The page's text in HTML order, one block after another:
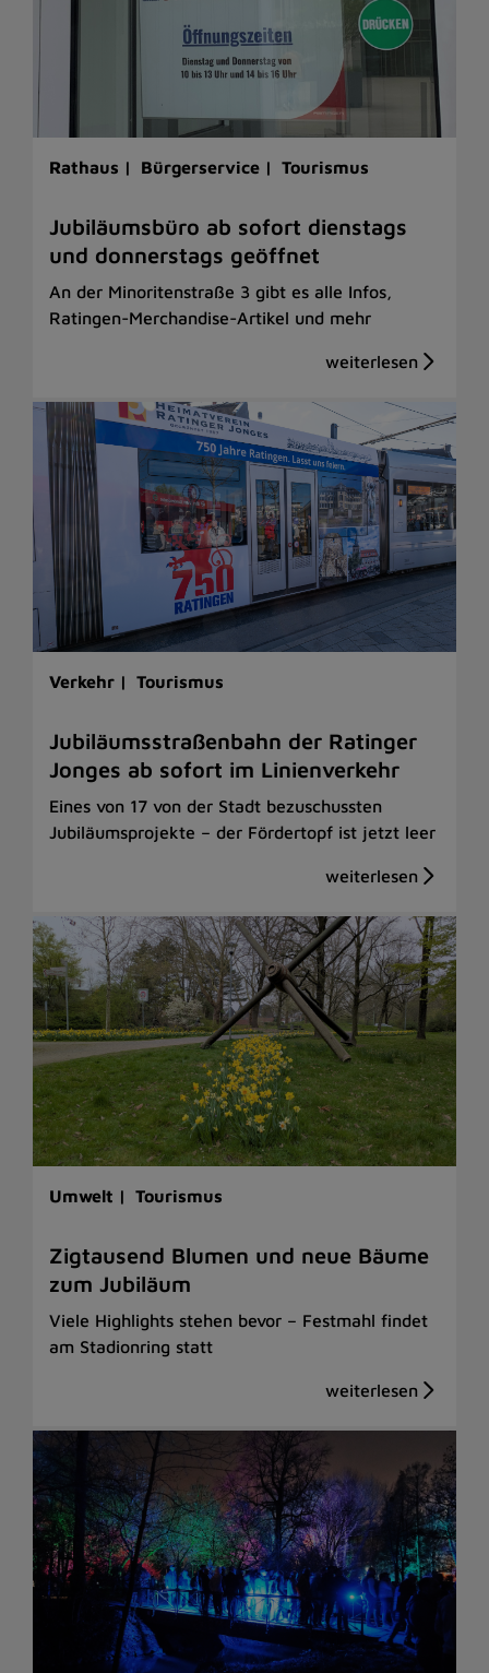
Rathaus | Bürgerservice | Tourismus
Jubiläumsbüro ab sofort dienstags
und donnerstags geöffnet
An der Minoritenstraße 3 gibt es alle Infos,
Ratingen-Merchandise-Artikel und mehr
Verkehr | Tourismus
Jubiläumsstraßenbahn der Ratinger
Jonges ab sofort im Linienverkehr
Eines von 17 von der Stadt bezuschussten
Jubiläumsprojekte – der Fördertopf ist jetzt leer
Umwelt | Tourismus
Zigtausend Blumen und neue Bäume
zum Jubiläum
Viele Highlights stehen bevor – Festmahl findet
am Stadionring statt